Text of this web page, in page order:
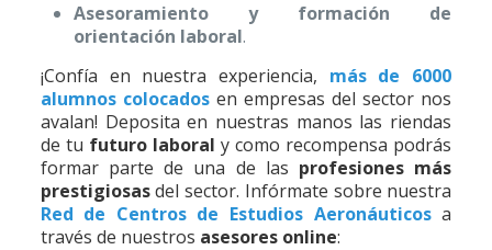
Asesoramiento y formación de
orientación laboral.
¡Confía en nuestra experiencia, más de 6000
alumnos colocadosen empresas del sector nos
avalan! Deposita en nuestras manos las riendas
de tu futuro laboral y como recompensa podrás
formar parte de una de las profesiones más
prestigiosasdel sector. Infórmate sobre nuestra
Red de Centros de Estudios Aeronáuticosa
través de nuestros asesores online: